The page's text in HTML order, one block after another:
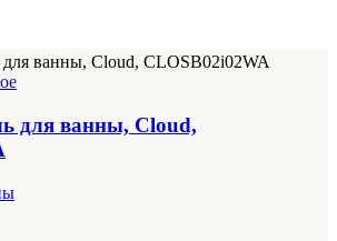
для ванны, Cloud,